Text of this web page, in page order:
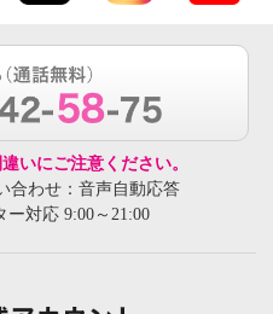
いにご注意ください。
合わせ：音声自動応答
対応 9:00～21:00